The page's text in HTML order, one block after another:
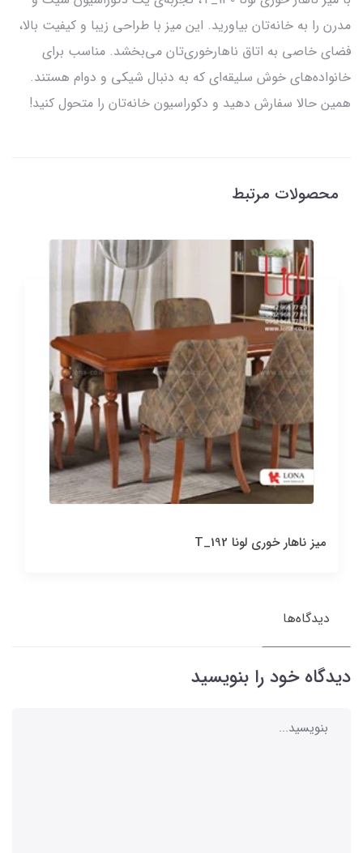
مدرن را به خانه‌تان بیاورید. این میز با طراحی زیبا و کیفیت بالا،
فضای خاصی به اتاق ناهارخوری‌تان می‌بخشد. مناسب برای
خانواده‌های خوش سلیقه‌ای که به دنبال شیکی و دوام هستند.
همین حالا سفارش دهید و دکوراسیون خانه‌تان را متحول کنید!
محصولات مرتبط
میز ناهار خوری لونا T_192
دیدگاه‌ها
دیدگاه خود را بنویسید